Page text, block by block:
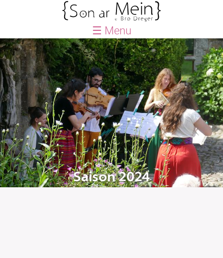
☰ Menu
ACCUEIL
BLOG
AGENDA
QUE FAISONS-NOUS ?
Saison
Le Petit Festival
Créations
Actions culturelles
Le Petit chœurSaison 2024